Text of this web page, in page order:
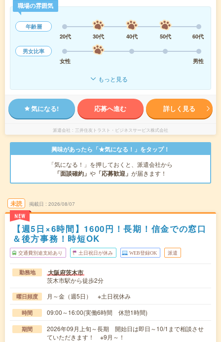
職場の雰囲気
年齢層
20代
30代 40代 50代
60代
男女比率
女性
男性
もっと見る
気になる! 応募へ進む 詳しく見る
派遣会社 三井住友トラスト・ビジネスサービス株式会社
興味があったら「★気になる！」をタップ！
「気になる！」を押しておくと、派遣会社から
「面談確約」 や 「応募歓迎」 が届きます！
未読
NEW
掲載日 2026/08/07
【週5日×6時間】1600円！長期！信金での窓口
＆後方事務！時短OK
交通費別途支給あり 土日祝日が休み WEB登録OK 派遣
勤務地 大阪府茨木市
茨木市駅から徒歩2分
曜日頻度 月～金（週5日） ※土日祝休み
時間 09:00～16:00(実働6時間 休憩1時間)
期間
2026年09月上旬～長期 開始日は即日～10/1まで相談させ
ていただきます！ ※9月～！